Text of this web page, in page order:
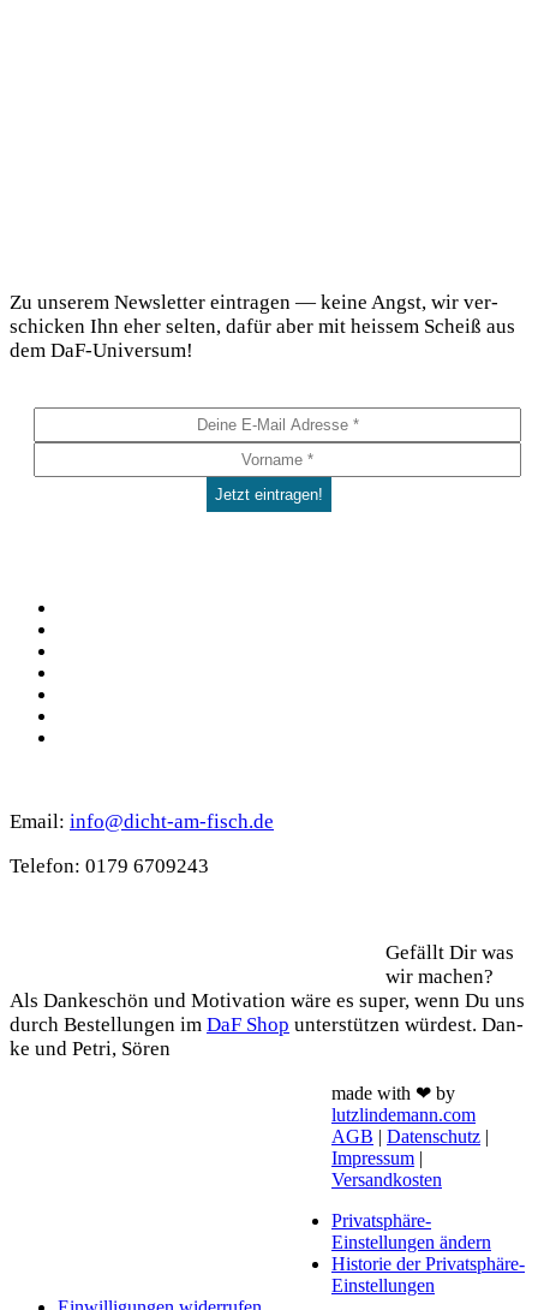
Zu unse­rem News­let­ter ein­tra­gen — kei­ne Angst, wir ver­
schi­cken Ihn eher sel­ten, dafür aber mit heis­sem Scheiß aus
dem DaF-Universum!
Email: info@dicht-am-fisch.de
Tele­fon: 0179 6709243
Gefällt Dir was
wir machen?
Als Dan­ke­schön und Moti­va­ti­on wäre es super, wenn Du uns
durch Bestel­lun­gen im DaF Shop unter­stüt­zen wür­dest. Dan­
ke und Petri, Sören
made with ❤ by
lutzlindemann.com
AGB | Datenschutz |
Impressum |
Versandkosten
Privatsphäre-
Einstellungen ändern
Historie der Privatsphäre-
Einstellungen